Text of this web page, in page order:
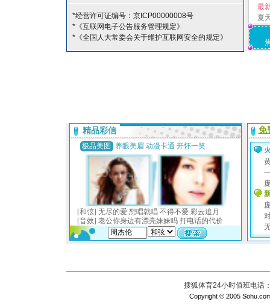
*经营许可证编号：京ICP00000008号
*《互联网电子公告服务管理规定》
*《全国人大常委会关于维护互联网安全的规定》
最
夏
搜狐体育24小时值班电话
Copyright © 2005